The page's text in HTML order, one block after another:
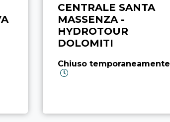
CENTRALE SANTA
MASSENZA -
HYDROTOUR
DOLOMITI
Chiuso temporaneamente